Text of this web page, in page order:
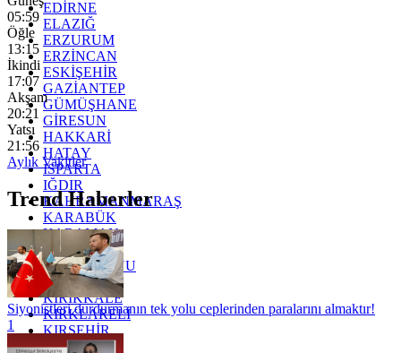
EDİRNE
ELAZIĞ
ERZURUM
ERZİNCAN
ESKİŞEHİR
GAZİANTEP
GÜMÜŞHANE
GİRESUN
HAKKARİ
HATAY
ISPARTA
IĞDIR
KAHRAMANMARAŞ
KARABÜK
KARAMAN
KARS
KASTAMONU
KAYSERİ
KIRIKKALE
KIRKLARELİ
KIRŞEHİR
KOCAELİ
05:59
Öğle
13:15
İkindi
17:07
Akşam
20:21
Yatsı
21:56
Aylık Vakitler
Trend Haberler
Siyonistleri durdurmanın tek yolu ceplerinden paralarını almaktır!
1